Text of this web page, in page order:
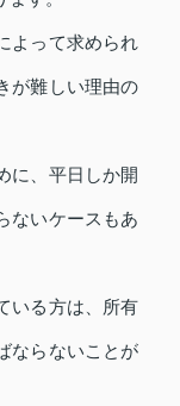
よって求められ
が難しい理由の
に、平日しか開
ないケースもあ
いる方は、所有
ならないことが